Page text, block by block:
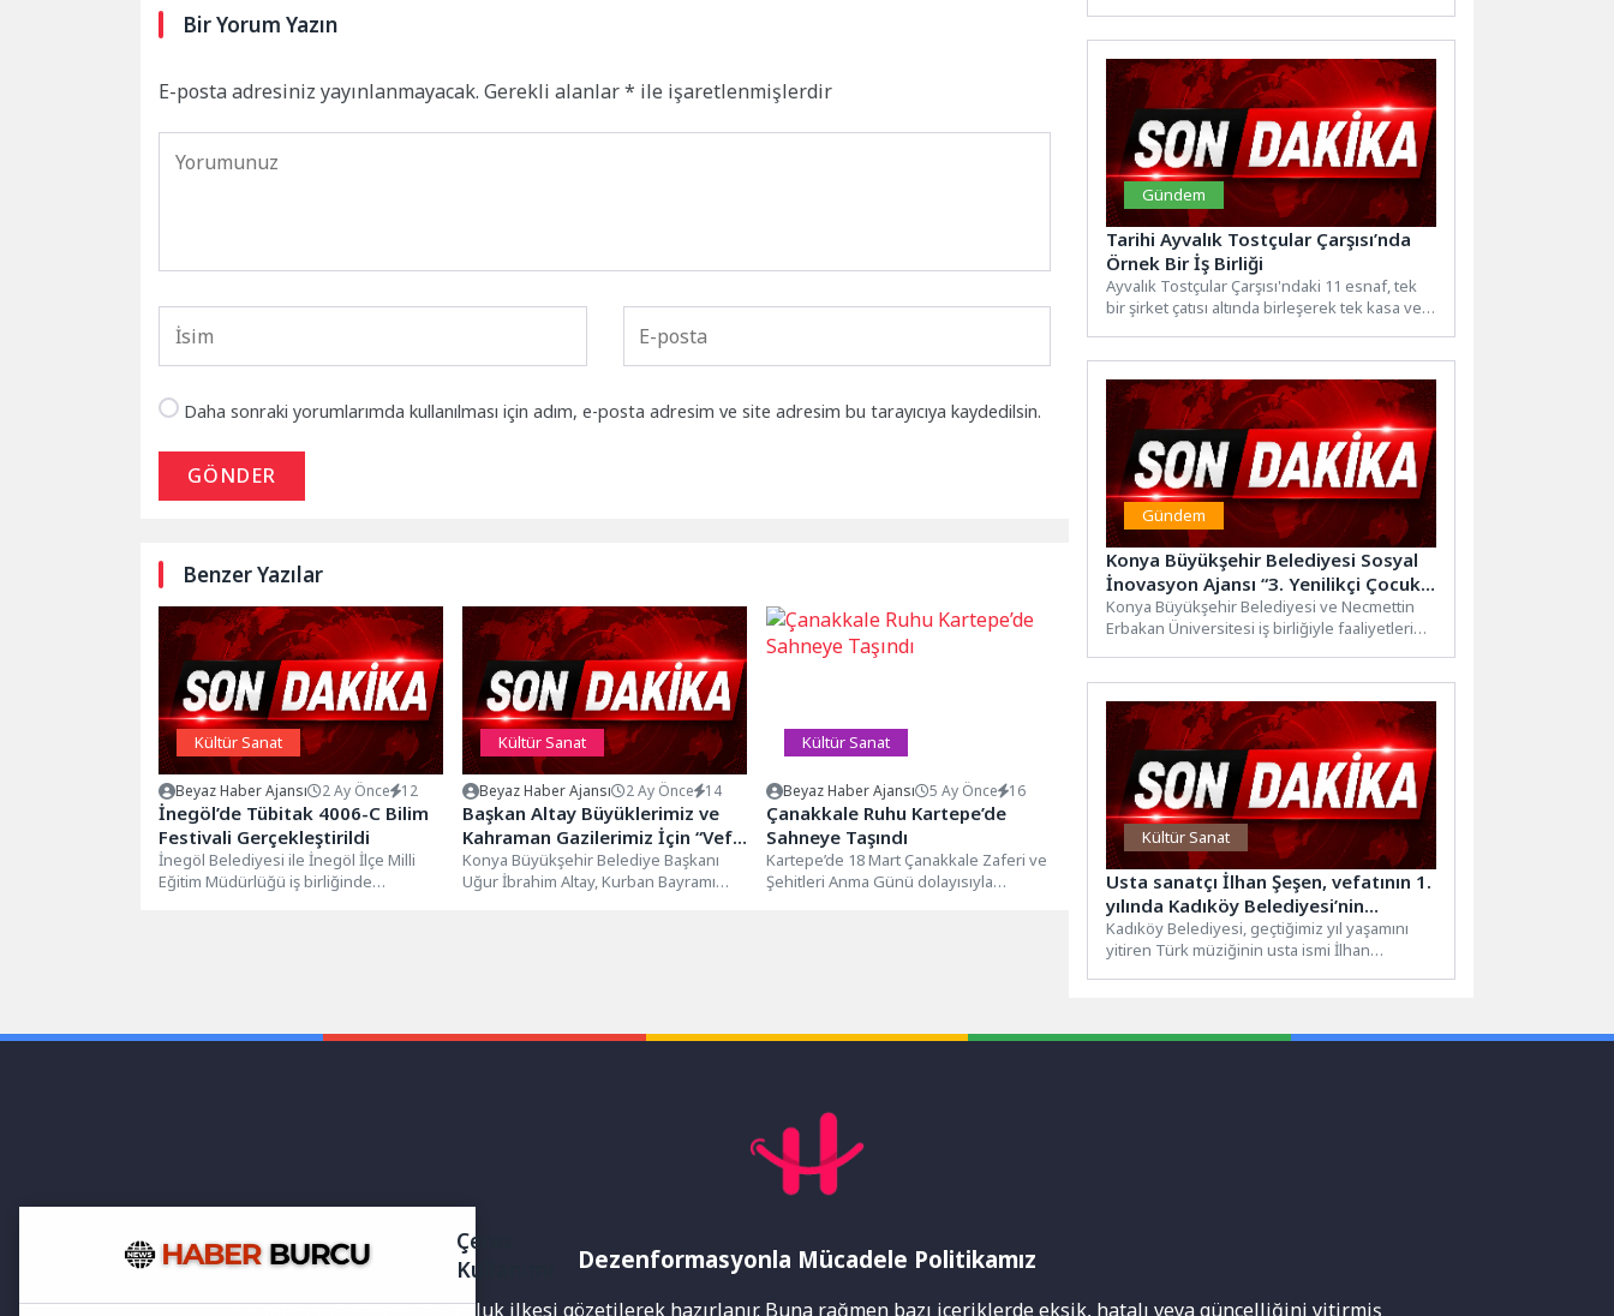
Bir Yorum Yazın
E-posta adresiniz yayınlanmayacak. Gerekli alanlar* ile işaretlenmişlerdir
Daha sonraki yorumlarımda kullanılması için adım, e-posta adresim ve site adresim bu tarayıcıya kaydedilsin.
GÖNDER
Benzer Yazılar
Kültür Sanat
Beyaz Haber Ajansı 2 Ay Önce 12
İnegöl’de Tübitak 4006-C Bilim
Festivali Gerçekleştirildi
İnegöl Belediyesi ile İnegöl İlçe Milli
Eğitim Müdürlüğü iş birliğinde
Kültür Sanat
Beyaz Haber Ajansı 2 Ay Önce 14
Başkan Altay Büyüklerimiz ve
Kahraman Gazilerimiz İçin “Vefa
Umresi” Projesinin Müjdesini
Verdi
Konya Büyükşehir Belediye Başkanı
Uğur İbrahim Altay, Kurban Bayramı
Kültür Sanat
Beyaz Haber Ajansı 5 Ay Önce 16
Çanakkale Ruhu Kartepe’de
Sahneye Taşındı
Kartepe’de 18 Mart Çanakkale Zaferi ve
Şehitleri Anma Günü dolayısıyla
Gündem
Tarihi Ayvalık Tostçular Çarşısı’nda
Örnek Bir İş Birliği
Ayvalık Tostçular Çarşısı'ndaki 11 esnaf, tek
bir şirket çatısı altında birleşerek tek kasa ve
Gündem
Konya Büyükşehir Belediyesi Sosyal
İnovasyon Ajansı “3. Yenilikçi Çocuk
Yayıncılığı Paneli” Gerçekleştirdi
Konya Büyükşehir Belediyesi ve Necmettin
Erbakan Üniversitesi iş birliğiyle faaliyetlerini
Kültür Sanat
Usta sanatçı İlhan Şeşen, vefatının 1.
yılında Kadıköy Belediyesi’nin
Caddebostan Kültür Merkezi’nde
düzenleyeceği etkinlikle anılacak.
Kadıköy Belediyesi, geçtiğimiz yıl yaşamını
yitiren Türk müziğinin usta ismi İlhan
Dezenformasyonla Mücadele Politikamız
Yayınlanan haberler doğruluk ilkesi gözetilerek hazırlanır. Buna rağmen bazı içeriklerde eksik, hatalı veya güncelliğini yitirmiş
Çerez
Kullanımı